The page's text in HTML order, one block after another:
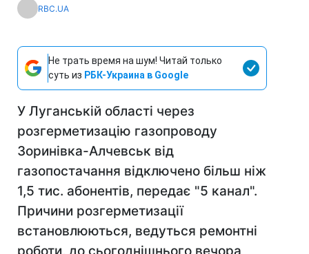
RBC.UA
Не трать время на шум! Читай только
суть из РБК-Украина в Google
У Луганській області через
розгерметизацію газопроводу
Зоринівка-Алчевськ від
газопостачання відключено більш ніж
1,5 тис. абонентів, передає "5 канал".
Причини розгерметизації
встановлюються, ведуться ремонтні